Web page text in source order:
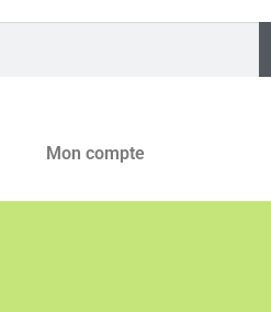
Mon compte